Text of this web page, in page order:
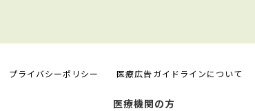
プライバシーポリシー 医療広告ガイドラインについて
医療機関の方